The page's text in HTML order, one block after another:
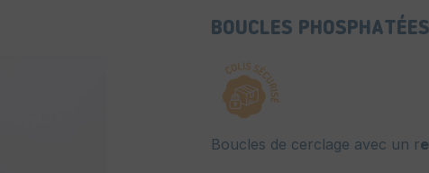
BOUCLES
Boucles de cerclage avec un r